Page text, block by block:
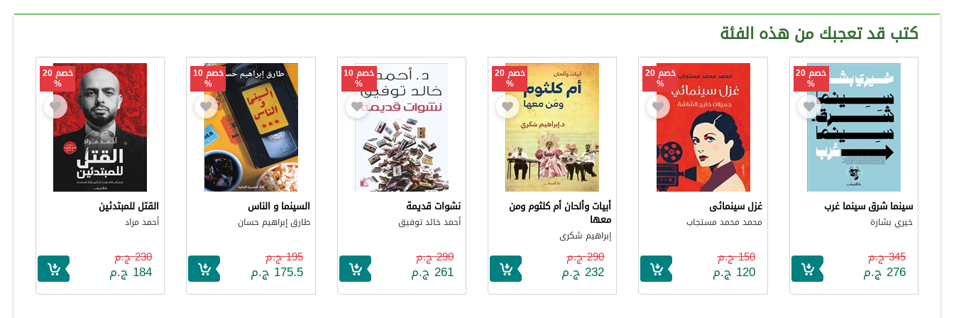
كتب قد تعجبك من هذه الفئة
خصم 20
%
سينما شرق سينما غرب
خيري بشارة
345 ج.م
276 ج.م
خصم 20
%
غزل سينمائى
محمد محمد مستجاب
150 ج.م
120 ج.م
خصم 20
%
أبيات وألحان أم كلثوم ومن
معها
إبراهيم شكرى
290 ج.م
232 ج.م
خصم 10
%
نشوات قديمة
أحمد خالد توفيق
290 ج.م
261 ج.م
خصم 10
%
السينما و الناس
طارق إبراهيم حسان
195 ج.م
175.5 ج.م
خصم 20
%
القتل للمبتدئين
أحمد مراد
230 ج.م
184 ج.م